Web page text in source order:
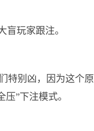
盲玩家跟注。
特别凶，因为这个
”下注模式。